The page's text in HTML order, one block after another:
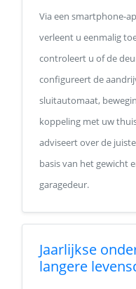
Via een smartphone-
verleent u eenmalig
controleert u of de
configureert de
sluitautomaat,
koppeling met uw
adviseert over de
basis van het gewicht
garagedeur.
Jaarlijkse
langere